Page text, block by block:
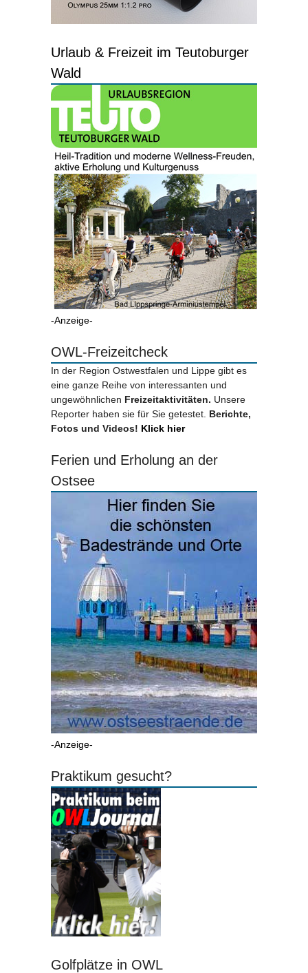
Urlaub & Freizeit im Teutoburger
Wald
-Anzeige-
OWL-Freizeitcheck
In der Region Ostwestfalen und Lippe gibt es
eine ganze Reihe von interessanten und
ungewöhnlichen Freizeitaktivitäten. Unsere
Reporter haben sie für Sie getestet. Berichte,
Fotos und Videos! Klick hier
Ferien und Erholung an der
Ostsee
-Anzeige-
Praktikum gesucht?
Golfplätze in OWL